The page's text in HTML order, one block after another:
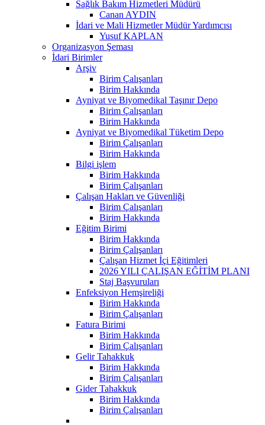
Sağlık Bakım Hizmetleri Müdürü
Canan AYDIN
İdari ve Mali Hizmetler Müdür Yardımcısı
Yusuf KAPLAN
Organizasyon Şeması
İdari Birimler
Arşiv
Birim Çalışanları
Birim Hakkında
Ayniyat ve Biyomedikal Taşınır Depo
Birim Çalışanları
Birim Hakkında
Ayniyat ve Biyomedikal Tüketim Depo
Birim Çalışanları
Birim Hakkında
Bilgi işlem
Birim Hakkında
Birim Çalışanları
Çalışan Hakları ve Güvenliği
Birim Çalışanları
Birim Hakkında
Eğitim Birimi
Birim Hakkında
Birim Çalışanları
Çalışan Hizmet İçi Eğitimleri
2026 YILI ÇALIŞAN EĞİTİM PLANI
Staj Başvuruları
Enfeksiyon Hemşireliği
Birim Hakkında
Birim Çalışanları
Fatura Birimi
Birim Hakkında
Birim Çalışanları
Gelir Tahakkuk
Birim Hakkında
Birim Çalışanları
Gider Tahakkuk
Birim Hakkında
Birim Çalışanları